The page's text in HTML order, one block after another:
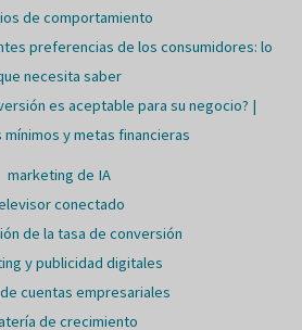
de comportamiento
preferencias de los consumidores: lo
necesita saber
es aceptable para su negocio? |
mínimos y metas financieras
marketing de IA
conectado
de la tasa de conversión
y publicidad digitales
cuentas empresariales
de crecimiento